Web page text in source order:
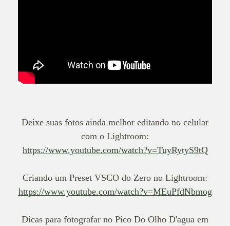
Deixe suas fotos ainda melhor editando no celular
com o Lightroom:
https://www.youtube.com/watch?v=TuyRytyS9tQ
Criando um Preset VSCO do Zero no Lightroom:
https://www.youtube.com/watch?v=MEuPfdNbmog
Dicas para fotografar no Pico Do Olho D'agua em